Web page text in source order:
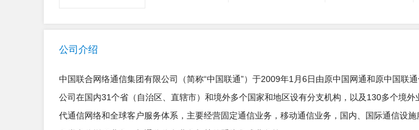
公司介绍
中国联合网络通信集团有限公司（简称“中国联通”）于2009年1月6日由原中国网通和原中国联
公司在国内31个省（自治区、直辖市）和境外多个国家和地区设有分支机构，以及130多个境
代通信网络和全球客户服务体系，主要经营固定通信业务，移动通信业务，国内、国际通信设